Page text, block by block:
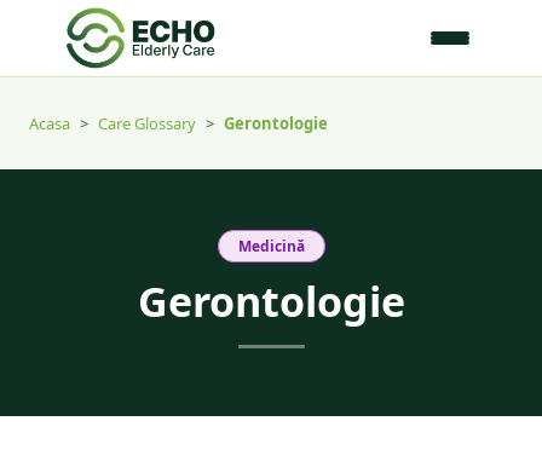
Acasa > Care Glossary > Gerontologie
Medicină
Gerontologie